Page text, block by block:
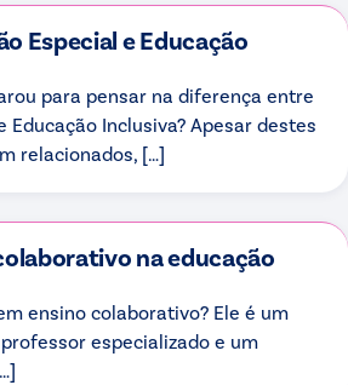
Especial e Educação
para pensar na diferença entre
Educação Inclusiva? Apesar destes
relacionados, […]
na educação
ensino colaborativo? Ele é um
especializado e um